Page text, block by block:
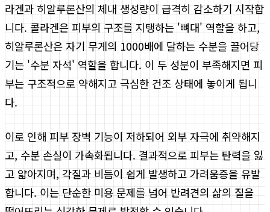
라겐과 히알루론산의 체내 생성량이 급격히 감소하기 시작합
니다. 콜라겐은 피부의 구조를 지탱하는 '뼈대' 역할을 하고,
히알루론산은 자기 무게의 1000배에 달하는 수분을 끌어당
기는 '수분 자석' 역할을 합니다. 이 두 성분이 부족해지면 피
부는 구조적으로 약해지고 극심한 건조 상태에 놓이게 됩니
다.
이로 인해 피부 장벽 기능이 저하되어 외부 자극에 취약해지
고, 수분 손실이 가속화됩니다. 결과적으로 피부는 탄력을 잃
고 얇아지며, 각질과 비듬이 쉽게 발생하고 가려움증을 유발
합니다. 이는 단순한 미용 문제를 넘어 반려견의 삶의 질을